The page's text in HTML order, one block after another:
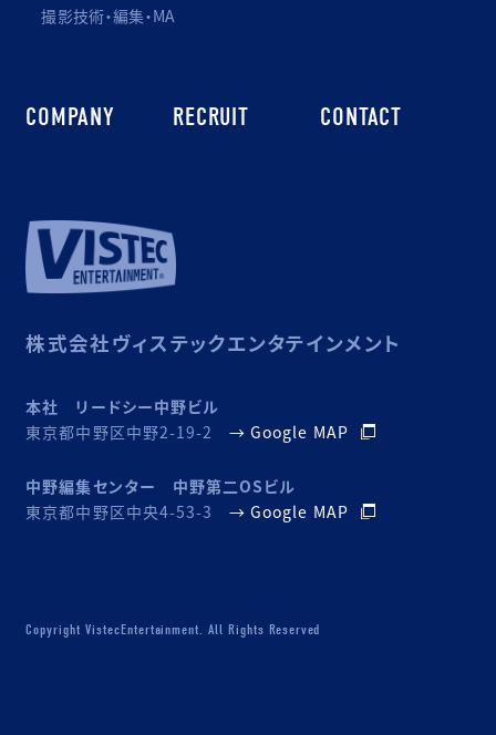
撮影技術・編集・MA
COMPANY RECRUIT CONTACT
株式会社ヴィステックエンタテインメント
本社 リードシー中野ビル
東京都中野区中野2-19-2→ Google MAP
中野編集センター 中野第二OSビル
東京都中野区中央4-53-3→ Google MAP
Copyright VistecEntertainment. All Rights Reserved